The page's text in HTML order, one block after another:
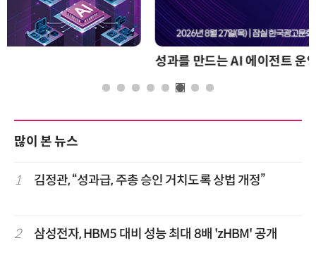
성과를 만드는 AI 에이전트 운영 전략 및 사례
많이 본 뉴스
1 김정관, “성과급, 주총 승인 거치도록 상법 개정”
2 삼성전자, HBM5 대비 성능 최대 8배 'zHBM' 공개